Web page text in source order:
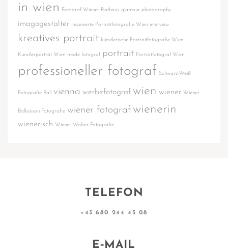
in wien
Fotograf Wiener Rathaus glamour photography
imagogestalter inszenierte Porträtfotografie Wien interview
kreatives portrait künstlerische Portraitfotografie Wien
Künstlerporträt Wien mode fotograf portrait Porträtfotograf Wien
professioneller fotograf Schwarz-Weiß
Fotografie Ball vienna werbefotograf wien wiener Wiener
Ballsaison Fotografie wiener fotograf wienerin
wienerisch Wiener Walzer Fotografie
TELEFON
+43 680 244 45 08
E‑MAIL